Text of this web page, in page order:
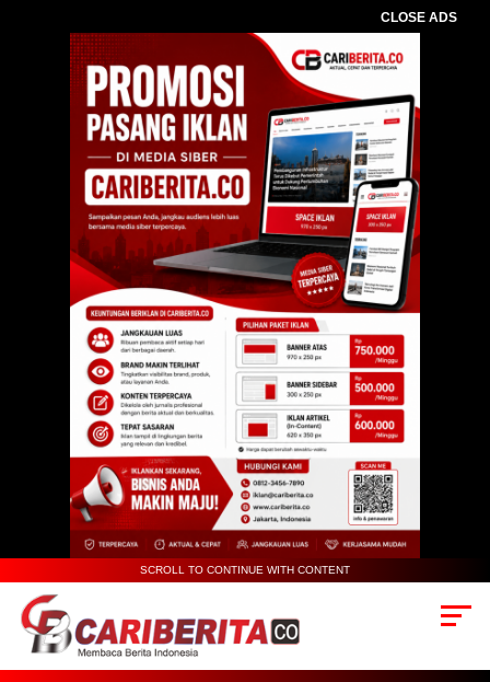
CLOSE ADS
SCROLL TO CONTINUE WITH CONTENT